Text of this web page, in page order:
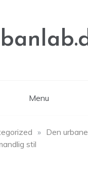
Menu
» Den
stil